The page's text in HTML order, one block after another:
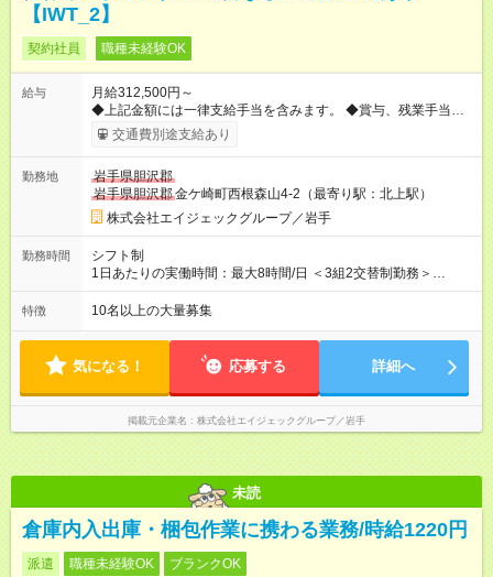
【IWT_2】
契約社員 職種未経験OK
給与
月給312,500円～
◆上記金額には一律支給手当を含みます。 ◆賞与、残業手当、休
日出勤手当、深夜手当を支給します。 ◆経験・年齢・能力など
交通費別途支給あり
勤務地
岩手県胆沢郡
岩手県胆沢郡金ケ崎町西根森山4-2（最寄り駅：北上駅）
株式会社エイジェックグループ／岩手
勤務時間
シフト制
1日あたりの実働時間：最大8時間/日 ＜3組2交替制勤務＞
A(1)8:40～19:20 A(2)19:20～6:00 B(1)8:40～18:45 B(2)20:40～
6:45 C(1)8:40～17:30 C(2)20:10～5:00 ◎月平均残業時間20時間
特徴 10名以上の大量募集
気になる！ 応募する 詳細へ
掲載元企業名 株式会社エイジェックグループ／岩手
未読
倉庫内入出庫・梱包作業に携わる業務/時給1220円
派遣 職種未経験OK ブランクOK